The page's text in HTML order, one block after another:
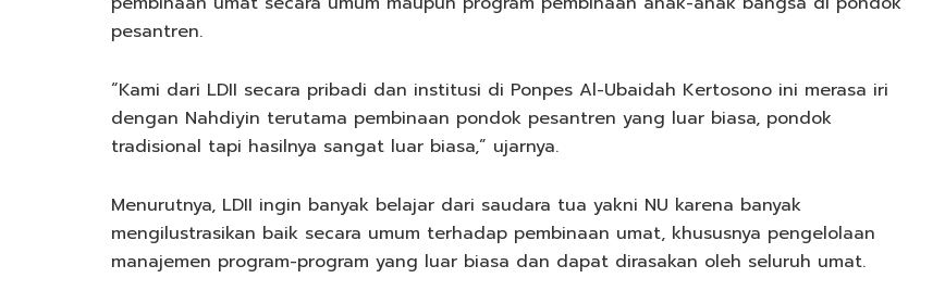
pesantren.
“Kami dari LDII secara pribadi dan institusi di Ponpes Al-Ubaidah Kertosono ini merasa iri
dengan Nahdiyin terutama pembinaan pondok pesantren yang luar biasa, pondok
tradisional tapi hasilnya sangat luar biasa,” ujarnya.
Menurutnya, LDII ingin banyak belajar dari saudara tua yakni NU karena banyak
mengilustrasikan baik secara umum terhadap pembinaan umat, khususnya pengelolaan
manajemen program-program yang luar biasa dan dapat dirasakan oleh seluruh umat.